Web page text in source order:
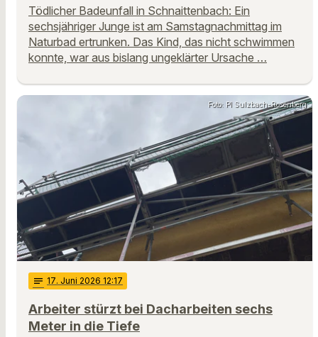
Tödlicher Badeunfall in Schnaittenbach: Ein
sechsjähriger Junge ist am Samstagnachmittag im
Naturbad ertrunken. Das Kind, das nicht schwimmen
konnte, war aus bislang ungeklärter Ursache …
Foto: PI Sulzbach-Rosenberg
notes 17. Juni 2026 12:17
Arbeiter stürzt bei Dacharbeiten sechs
Meter in die Tiefe